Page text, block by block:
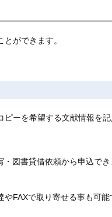
ができます。
ーを希望する文献情報を
図書貸借依頼から申込でき
FAXで取り寄せる事も可能